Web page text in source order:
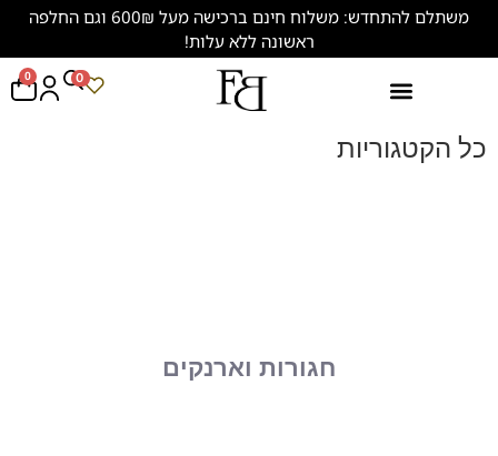
משתלם להתחדש: משלוח חינם ברכישה מעל 600₪ וגם החלפה
ראשונה ללא עלות!
0 0
כל הקטגוריות
חגורות וארנקים